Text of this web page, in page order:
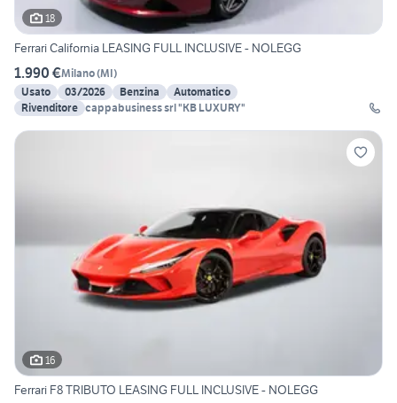
18
Ferrari California LEASING FULL INCLUSIVE - NOLEGG
1.990 €Milano(MI)
Usato
03/2026 Benzina
Automatico
Rivenditore
cappabusiness srl "KB LUXURY"
16
Ferrari F8 TRIBUTO LEASING FULL INCLUSIVE - NOLEGG